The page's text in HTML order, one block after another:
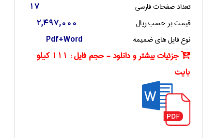
تعداد صفحات فارسی 17
قیمت بر حسب ریال 2,497,000
نوع فایل های ضمیمه Pdf+Word
جزئیات بیشتر و دانلود - حجم فایل :
111 کیلو
بایت